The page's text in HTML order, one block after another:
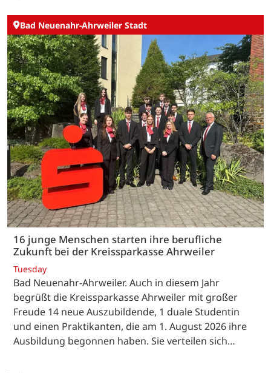
Bad Neuenahr-Ahrweiler Stadt
16 junge Menschen starten ihre berufliche
Zukunft bei der Kreissparkasse Ahrweiler
Tuesday
Bad Neuenahr-Ahrweiler. Auch in diesem Jahr
begrüßt die Kreissparkasse Ahrweiler mit großer
Freude 14 neue Auszubildende, 1 duale Studentin
und einen Praktikanten, die am 1. August 2026 ihre
Ausbildung begonnen haben. Sie verteilen sich…